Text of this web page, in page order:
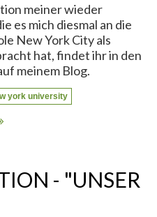
meiner wieder
es mich diesmal an die
New York City als
hat, findet ihr in den
meinem Blog.
york university
- "UNSER